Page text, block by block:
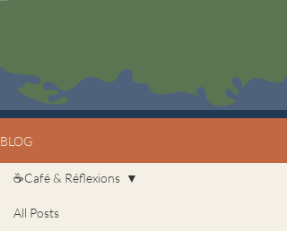
BLOG
All Posts
☕Café & Réflexions